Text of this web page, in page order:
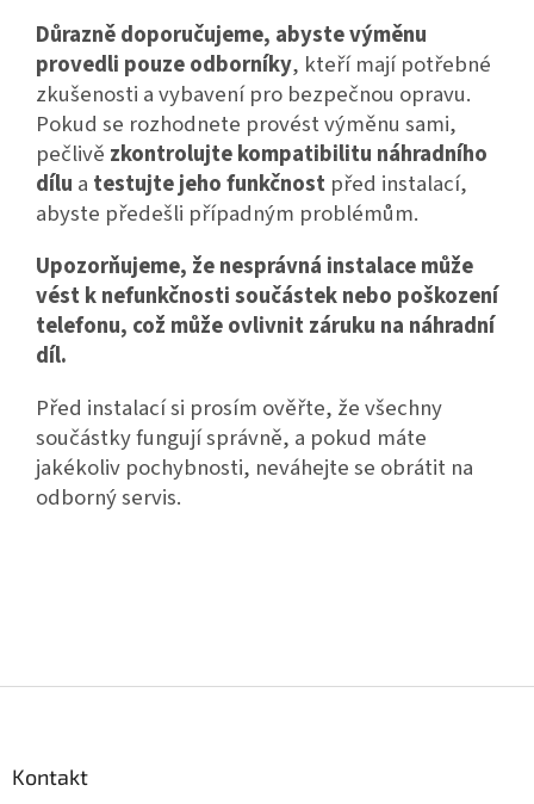
Důrazně doporučujeme, abyste výměnu
provedli pouze odborníky, kteří mají potřebné
zkušenosti a vybavení pro bezpečnou opravu.
Pokud se rozhodnete provést výměnu sami,
pečlivě zkontrolujte kompatibilitu náhradního
dílu a testujte jeho funkčnost před instalací,
abyste předešli případným problémům.
Upozorňujeme, že nesprávná instalace může
vést k nefunkčnosti součástek nebo poškození
telefonu, což může ovlivnit záruku na náhradní
díl.
Před instalací si prosím ověřte, že všechny
součástky fungují správně, a pokud máte
jakékoliv pochybnosti, neváhejte se obrátit na
odborný servis.
Kontakt